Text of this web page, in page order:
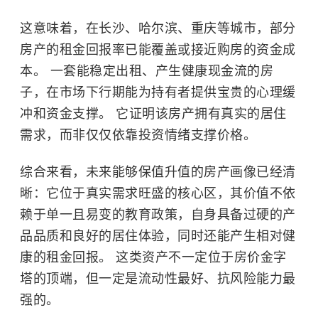
这意味着，在长沙、哈尔滨、重庆等城市，部分
房产的租金回报率已能覆盖或接近购房的资金成
本。 一套能稳定出租、产生健康现金流的房
子，在市场下行期能为持有者提供宝贵的心理缓
冲和资金支撑。 它证明该房产拥有真实的居住
需求，而非仅仅依靠投资情绪支撑价格。
综合来看，未来能够保值升值的房产画像已经清
晰：它位于真实需求旺盛的核心区，其价值不依
赖于单一且易变的教育政策，自身具备过硬的产
品品质和良好的居住体验，同时还能产生相对健
康的租金回报。 这类资产不一定位于房价金字
塔的顶端，但一定是流动性最好、抗风险能力最
强的。